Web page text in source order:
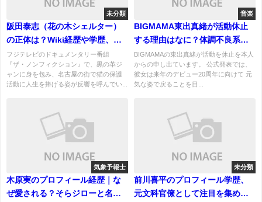
未分類
阪田泰志（花の木シェルター）
の正体は？Wiki経歴や学歴、気
になる家族構成を徹底調査！
フジテレビのドキュメンタリー番組
『ザ・ノンフィクション』で、黒の革ジ
ャンに身を包み、名古屋の街で猫の保護
活動に人生を捧げる姿が反響を呼んでい...
音楽
BIGMAMA東出真緒が活動休止
する理由はなに？体調不良系か
なにかのトラブル？
BIGMAMAの東出真緒が活動を休止を本人
からの申し出ています。 公式発表では、
彼女は来年のデビュー20周年に向けて 元
気な姿で戻ることを目...
気象予報士
木原実のプロフィール経歴｜な
ぜ愛される？そらジローと名コ
未分類
前川喜平のプロフィール学歴、
元文科官僚として注目を集めた